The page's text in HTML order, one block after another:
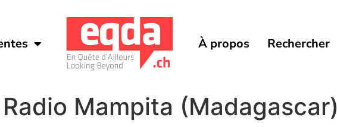
À propos Rechercher
Radio Mampita (Madagascar)